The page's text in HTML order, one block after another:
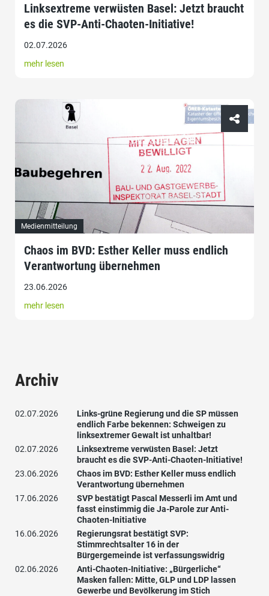
Linksextreme verwüsten Basel: Jetzt braucht
es die SVP-Anti-Chaoten-Initiative!
02.07.2026
mehr lesen
Medienmitteilung
Chaos im BVD: Esther Keller muss endlich
Verantwortung übernehmen
23.06.2026
mehr lesen
Archiv
02.07.2026
Links-grüne Regierung und die SP müssen
endlich Farbe bekennen: Schweigen zu
linksextremer Gewalt ist unhaltbar!
02.07.2026
Linksextreme verwüsten Basel: Jetzt
braucht es die SVP-Anti-Chaoten-Initiative!
23.06.2026
Chaos im BVD: Esther Keller muss endlich
Verantwortung übernehmen
17.06.2026
SVP bestätigt Pascal Messerli im Amt und
fasst einstimmig die Ja-Parole zur Anti-
Chaoten-Initiative
16.06.2026
Regierungsrat bestätigt SVP:
Stimmrechtsalter 16 in der
Bürgergemeinde ist verfassungswidrig
02.06.2026
Anti-Chaoten-Initiative: „Bürgerliche“
Masken fallen: Mitte, GLP und LDP lassen
Gewerbe und Bevölkerung im Stich